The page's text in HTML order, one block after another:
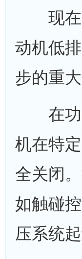
现在
动机低
步的重
在功
机在特
全关闭
如触碰
压系统